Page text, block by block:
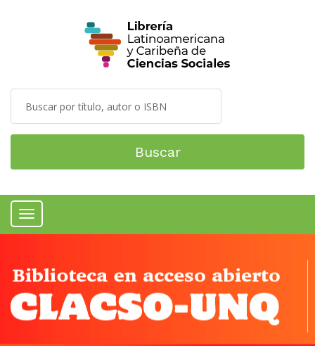
Buscar
Menú